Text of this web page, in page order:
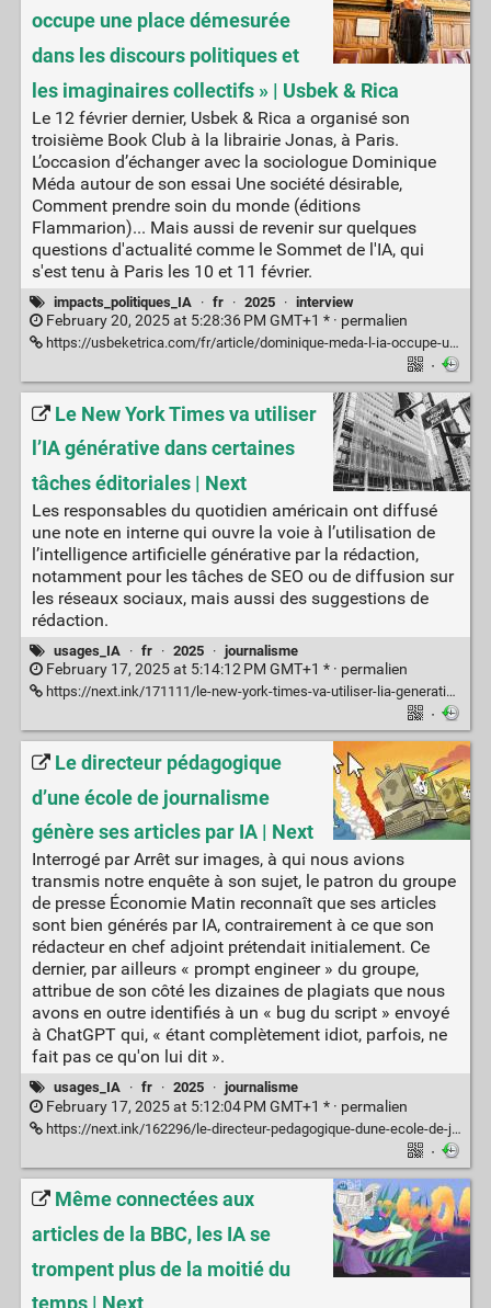
occupe une place démesurée
dans les discours politiques et
les imaginaires collectifs » | Usbek & Rica
Le 12 février dernier, Usbek & Rica a organisé son
troisième Book Club à la librairie Jonas, à Paris.
L’occasion d’échanger avec la sociologue Dominique
Méda autour de son essai Une société désirable,
Comment prendre soin du monde (éditions
Flammarion)... Mais aussi de revenir sur quelques
questions d'actualité comme le Sommet de l'IA, qui
s'est tenu à Paris les 10 et 11 février.
impacts_politiques_IA · fr · 2025 · interview
February 20, 2025 at 5:28:36 PM GMT+1 * · permalien
https://usbeketrica.com/fr/article/dominique-meda-l-ia-occupe-une-place-demesuree-dans-les-discours-politiques-et-les-imaginaires-collectifs
·
Le New York Times va utiliser
l’IA générative dans certaines
tâches éditoriales | Next
Les responsables du quotidien américain ont diffusé
une note en interne qui ouvre la voie à l’utilisation de
l’intelligence artificielle générative par la rédaction,
notamment pour les tâches de SEO ou de diffusion sur
les réseaux sociaux, mais aussi des suggestions de
rédaction.
usages_IA · fr · 2025 · journalisme
February 17, 2025 at 5:14:12 PM GMT+1 * · permalien
https://next.ink/171111/le-new-york-times-va-utiliser-lia-generative-dans-certaines-taches-editoriales/
·
Le directeur pédagogique
d’une école de journalisme
génère ses articles par IA | Next
Interrogé par Arrêt sur images, à qui nous avions
transmis notre enquête à son sujet, le patron du groupe
de presse Économie Matin reconnaît que ses articles
sont bien générés par IA, contrairement à ce que son
rédacteur en chef adjoint prétendait initialement. Ce
dernier, par ailleurs « prompt engineer » du groupe,
attribue de son côté les dizaines de plagiats que nous
avons en outre identifiés à un « bug du script » envoyé
à ChatGPT qui, « étant complètement idiot, parfois, ne
fait pas ce qu'on lui dit ».
usages_IA · fr · 2025 · journalisme
February 17, 2025 at 5:12:04 PM GMT+1 * · permalien
https://next.ink/162296/le-directeur-pedagogique-dune-ecole-de-journalisme-genere-ses-articles-par-ia/
·
Même connectées aux
articles de la BBC, les IA se
trompent plus de la moitié du